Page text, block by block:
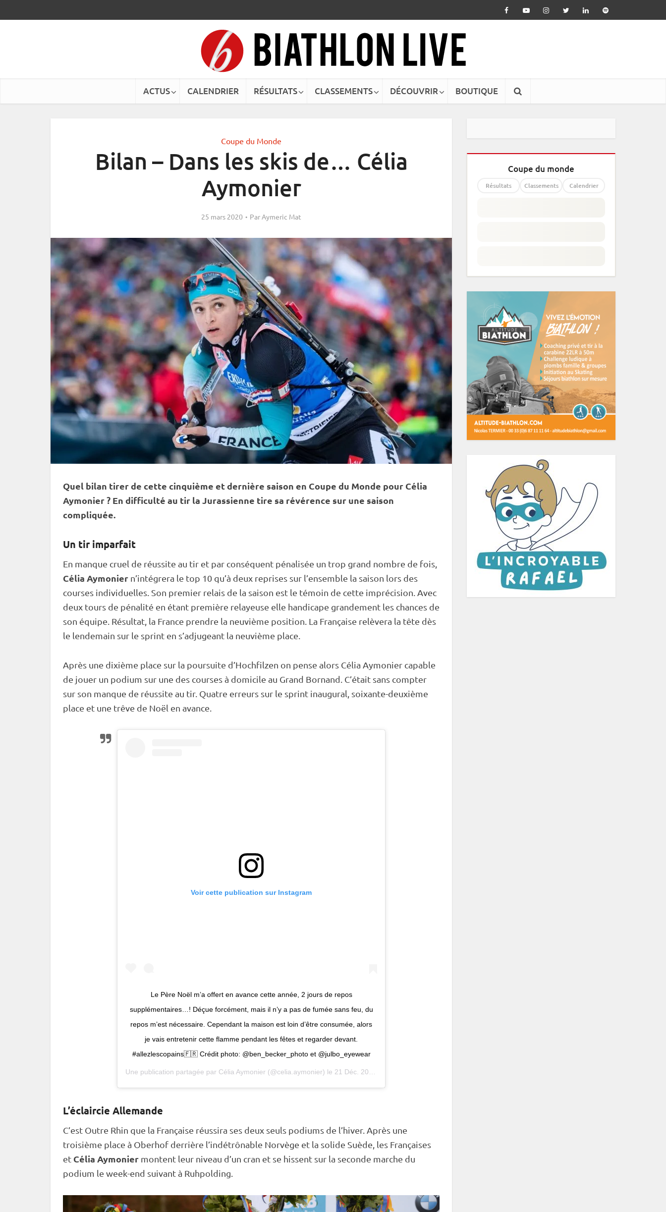
ACTUS CALENDRIER RÉSULTATS CLASSEMENTS DÉCOUVRIR BOUTIQUE
Coupe du Monde
Bilan – Dans les skis de… Célia
Aymonier
25 mars 2020 ParAymeric Mat
Quel bilan tirer de cette cinquième et dernière saison en Coupe du Monde pour Célia
Aymonier ? En difficulté au tir la Jurassienne tire sa révérence sur une saison
compliquée.
Un tir imparfait
En manque cruel de réussite au tir et par conséquent pénalisée un trop grand nombre de fois,
Célia Aymonier n’intégrera le top 10 qu’à deux reprises sur l’ensemble la saison lors des
courses individuelles. Son premier relais de la saison est le témoin de cette imprécision. Avec
deux tours de pénalité en étant première relayeuse elle handicape grandement les chances de
son équipe. Résultat, la France prendre la neuvième position. La Française relèvera la tête dès
le lendemain sur le sprint en s’adjugeant la neuvième place.
Après une dixième place sur la poursuite d’Hochfilzen on pense alors Célia Aymonier capable
de jouer un podium sur une des courses à domicile au Grand Bornand. C’était sans compter
sur son manque de réussite au tir. Quatre erreurs sur le sprint inaugural, soixante-deuxième
place et une trêve de Noël en avance.
Voir cette publication sur Instagram
Le Père Noël m’a offert en avance cette année, 2 jours de repos
supplémentaires…! Déçue forcément, mais il n’y a pas de fumée sans feu, du
repos m’est nécessaire. Cependant la maison est loin d’être consumée, alors
je vais entretenir cette flamme pendant les fêtes et regarder devant.
#allezlescopains🇫🇷 Crédit photo: @ben_becker_photo et @julbo_eyewear
Une publication partagée par Célia Aymonier (@celia.aymonier) le 21 Déc. 2019 à 5 :45 PST
L’éclaircie Allemande
C’est Outre Rhin que la Française réussira ses deux seuls podiums de l’hiver. Après une
troisième place à Oberhof derrière l’indétrônable Norvège et la solide Suède, les Françaises
et Célia Aymonier montent leur niveau d’un cran et se hissent sur la seconde marche du
podium le week-end suivant à Ruhpolding
Coupe du monde
Résultats Classements Calendrier